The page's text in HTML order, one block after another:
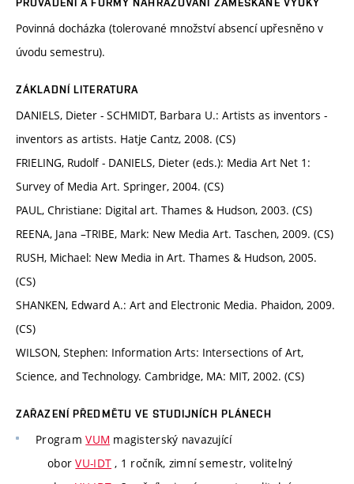
PROVÁDĚNÍ A FORMY NAHRAZOVÁNÍ ZAMEŠKANÉ VÝUKY
Povinná docházka (tolerované množství absencí upřesněno v
úvodu semestru).
ZÁKLADNÍ LITERATURA
DANIELS, Dieter - SCHMIDT, Barbara U.: Artists as inventors -
inventors as artists. Hatje Cantz, 2008. (CS)
FRIELING, Rudolf - DANIELS, Dieter (eds.): Media Art Net 1:
Survey of Media Art. Springer, 2004. (CS)
PAUL, Christiane: Digital art. Thames & Hudson, 2003. (CS)
REENA, Jana –TRIBE, Mark: New Media Art. Taschen, 2009. (CS)
RUSH, Michael: New Media in Art. Thames & Hudson, 2005.
(CS)
SHANKEN, Edward A.: Art and Electronic Media. Phaidon, 2009.
(CS)
WILSON, Stephen: Information Arts: Intersections of Art,
Science, and Technology. Cambridge, MA: MIT, 2002. (CS)
ZAŘAZENÍ PŘEDMĚTU VE STUDIJNÍCH PLÁNECH
ProgramVUM magisterský navazující
oborVU-IDT , 1 ročník, zimní semestr, volitelný